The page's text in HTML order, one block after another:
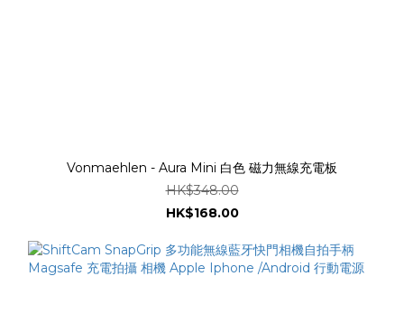
Vonmaehlen - Aura Mini 白色 磁力無線充電板
HK$348.00
HK$168.00